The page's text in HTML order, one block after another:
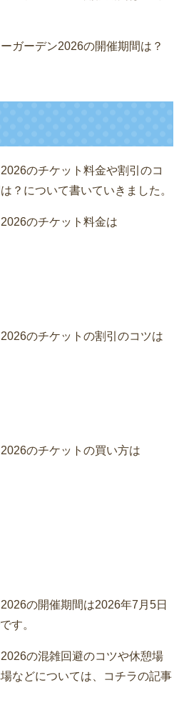
ガーデン2026の開催期間は？
のチケット料金や割引のコ
？について書いていきました。
のチケット料金は
のチケットの割引のコツは
のチケットの買い方は
の開催期間は2026年7月5日
す。
の混雑回避のコツや休憩場
などについては、コチラの記事